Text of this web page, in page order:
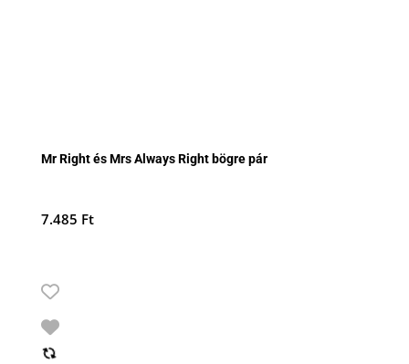
Mr Right és Mrs Always Right bögre pár
7.485 Ft